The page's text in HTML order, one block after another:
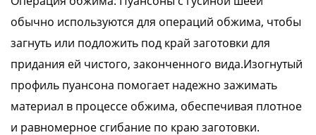
обычно используются для операций обжима, чтобы
загнуть или подложить под край заготовки для
придания ей чистого, законченного вида.Изогнутый
профиль пуансона помогает надежно зажимать
материал в процессе обжима, обеспечивая плотное
и равномерное сгибание по краю заготовки.